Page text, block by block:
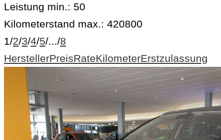
Leistung min.: 50
Kilometerstand max.: 420800
1/2/3/4/5/.../8
HerstellerPreisRateKilometerErstzulassung